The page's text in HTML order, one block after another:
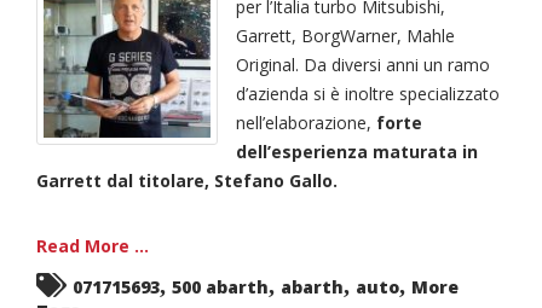
per l’Italia turbo Mitsubishi,
Garrett, BorgWarner, Mahle
Original. Da diversi anni un ramo
d’azienda si è inoltre specializzato
nell’elaborazione, forte
dell’esperienza maturata in
Garrett dal titolare, Stefano Gallo.
Read More ...
071715693, 500 abarth, abarth, auto, More